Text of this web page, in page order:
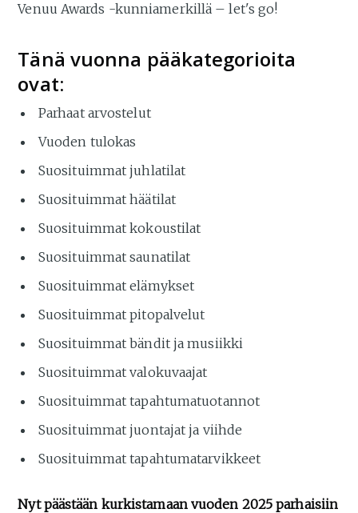
Venuu Awards -kunniamerkillä – let's go!
Tänä vuonna pääkategorioita
ovat:
Parhaat arvostelut
Vuoden tulokas
Suosituimmat juhlatilat
Suosituimmat häätilat
Suosituimmat kokoustilat
Suosituimmat saunatilat
Suosituimmat elämykset
Suosituimmat pitopalvelut
Suosituimmat bändit ja musiikki
Suosituimmat valokuvaajat
Suosituimmat tapahtumatuotannot
Suosituimmat juontajat ja viihde
Suosituimmat tapahtumatarvikkeet
Nyt päästään kurkistamaan vuoden 2025 parhaisiin